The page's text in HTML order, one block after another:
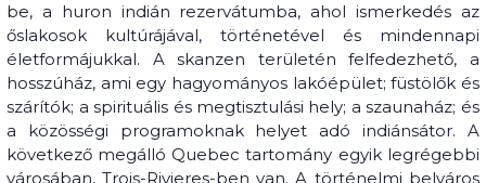
be, a huron indián rezervátumba, ahol ismerkedés az
őslakosok kultúrájával, történetével és mindennapi
életformájukkal. A skanzen területén felfedezhető, a
hosszúház, ami egy hagyományos lakóépület; füstölők és
szárítók; a spirituális és megtisztulási hely; a szaunaház; és
a közösségi programoknak helyet adó indiánsátor. A
következő megálló Quebec tartomány egyik legrégebbi
városában, Trois-Rivieres-ben van. A történelmi belváros